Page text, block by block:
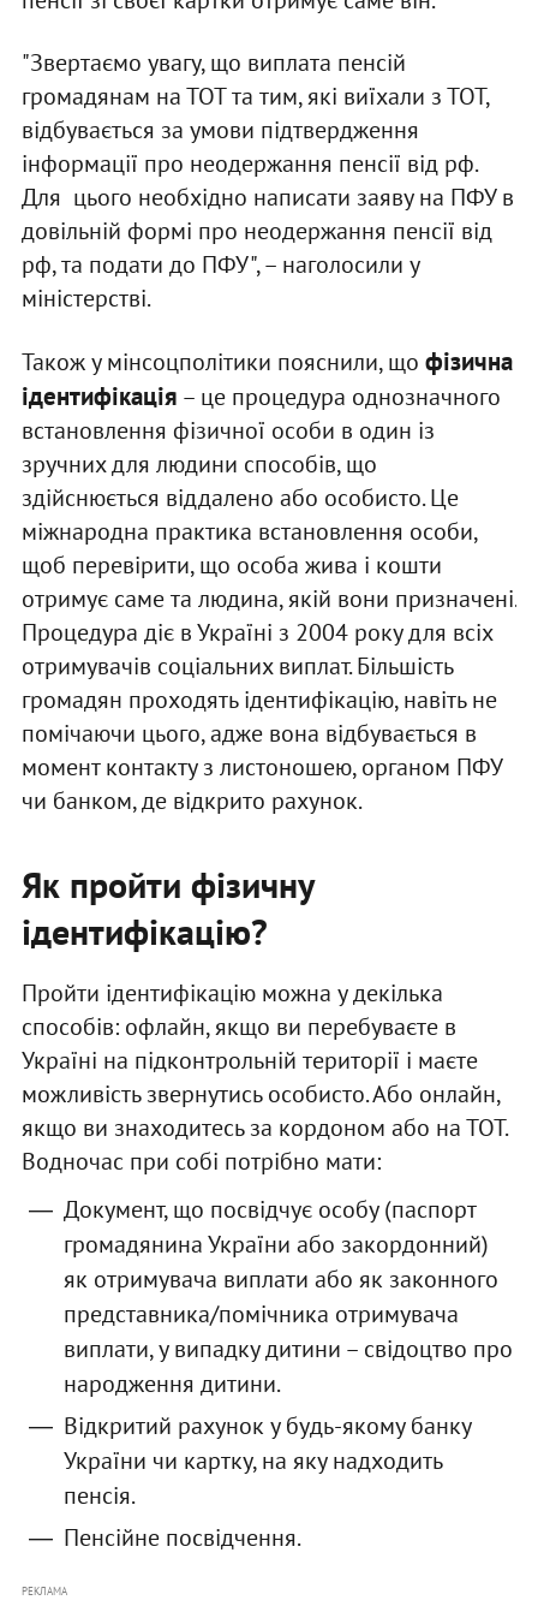
"Звертаємо увагу, що виплата пенсій
громадянам на ТОТ та тим, які виїхали з ТОТ,
відбувається за умови підтвердження
інформації про неодержання пенсії від рф.
Для цього необхідно написати заяву на ПФУ в
довільній формі про неодержання пенсії від
рф, та подати до ПФУ", – наголосили у
міністерстві.
Також у мінсоцполітики пояснили, що фізична
ідентифікація – це процедура однозначного
встановлення фізичної особи в один із
зручних для людини способів, що
здійснюється віддалено або особисто. Це
міжнародна практика встановлення особи,
щоб перевірити, що особа жива і кошти
отримує саме та людина, якій вони призначені.
Процедура діє в Україні з 2004 року для всіх
отримувачів соціальних виплат. Більшість
громадян проходять ідентифікацію, навіть не
помічаючи цього, адже вона відбувається в
момент контакту з листоношею, органом ПФУ
чи банком, де відкрито рахунок.
Як пройти фізичну
ідентифікацію?
Пройти ідентифікацію можна у декілька
способів: офлайн, якщо ви перебуваєте в
Україні на підконтрольній території і маєте
можливість звернутись особисто. Або онлайн,
якщо ви знаходитесь за кордоном або на ТОТ.
Водночас при собі потрібно мати:
Документ, що посвідчує особу (паспорт
громадянина України або закордонний)
як отримувача виплати або як законного
представника/помічника отримувача
виплати, у випадку дитини – свідоцтво про
народження дитини.
Відкритий рахунок у будь-якому банку
України чи картку, на яку надходить
пенсія.
Пенсійне посвідчення.
РЕКЛАМА